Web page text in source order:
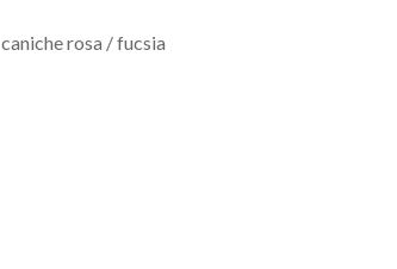
caniche rosa / fucsia